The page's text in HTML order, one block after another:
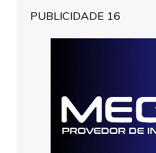
PUBLICIDADE 16